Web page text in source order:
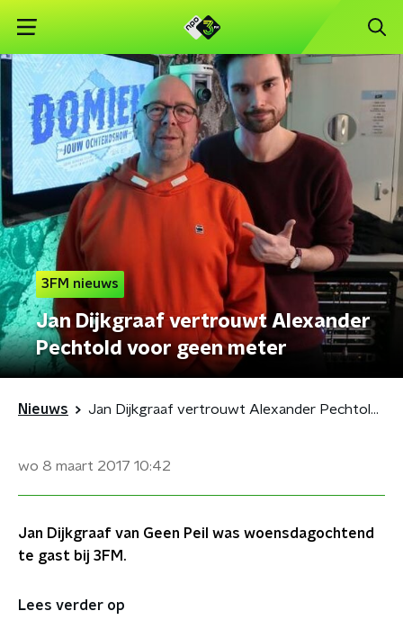
3FM nieuws
Jan Dijkgraaf vertrouwt Alexander
Pechtold voor geen meter
Nieuws Jan Dijkgraaf vertrouwt Alexander Pechtold voor geen meter
wo 8 maart 2017 10:42
Jan Dijkgraaf van Geen Peil was woensdagochtend
te gast bij 3FM.
Lees verder op